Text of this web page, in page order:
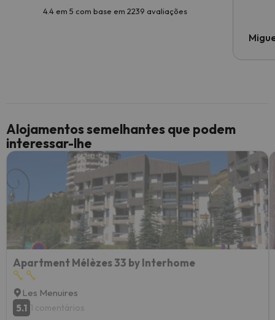
4.4 em 5 com base em 2239 avaliações
Alojamentos semelhantes que podem
interessar-lhe
Apartment Mélèzes 33 by Interhome
Les Menuires
5.1 1 comentários